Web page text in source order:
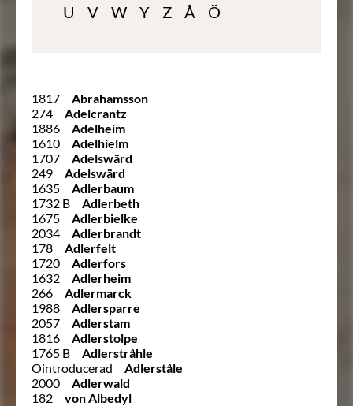
U V W Y Z Å Ö
1817
Abrahamsson
274
Adelcrantz
1886
Adelheim
1610
Adelhielm
1707
Adelswärd
249
Adelswärd
1635
Adlerbaum
1732 B
Adlerbeth
1675
Adlerbielke
2034
Adlerbrandt
178
Adlerfelt
1720
Adlerfors
1632
Adlerheim
266
Adlermarck
1988
Adlersparre
2057
Adlerstam
1816
Adlerstolpe
1765 B
Adlerstråhle
Ointroducerad
Adlerståle
2000
Adlerwald
182
von Albedyl